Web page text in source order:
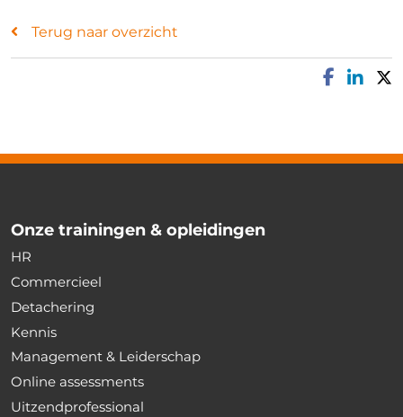
Terug naar overzicht
Onze trainingen & opleidingen
HR
Commercieel
Detachering
Kennis
Management & Leiderschap
Online assessments
Uitzendprofessional